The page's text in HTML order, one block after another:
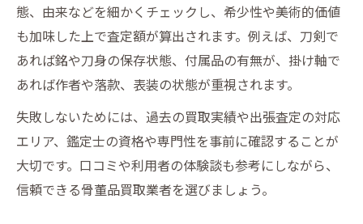
態、由来などを細かくチェックし、希少性や美術的価値
も加味した上で査定額が算出されます。例えば、刀剣で
あれば銘や刀身の保存状態、付属品の有無が、掛け軸で
あれば作者や落款、表装の状態が重視されます。
失敗しないためには、過去の買取実績や出張査定の対応
エリア、鑑定士の資格や専門性を事前に確認することが
大切です。口コミや利用者の体験談も参考にしながら、
信頼できる骨董品買取業者を選びましょう。